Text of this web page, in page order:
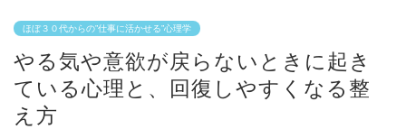
ほぼ３０代からの”仕事に活かせる”心理学
やる気や意欲が戻らないときに起き
ている心理と、回復しやすくなる整
え方